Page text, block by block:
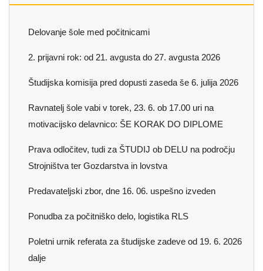
Delovanje šole med počitnicami
2. prijavni rok: od 21. avgusta do 27. avgusta 2026
Študijska komisija pred dopusti zaseda še 6. julija 2026
Ravnatelj šole vabi v torek, 23. 6. ob 17.00 uri na
motivacijsko delavnico: ŠE KORAK DO DIPLOME
Prava odločitev, tudi za ŠTUDIJ ob DELU na področju
Strojništva ter Gozdarstva in lovstva
Predavateljski zbor, dne 16. 06. uspešno izveden
Ponudba za počitniško delo, logistika RLS
Poletni urnik referata za študijske zadeve od 19. 6. 2026
dalje